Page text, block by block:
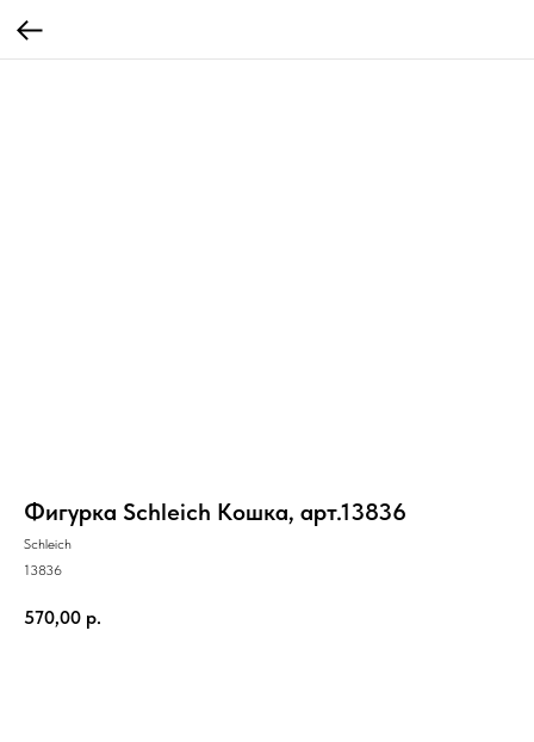
Фигурка Schleich Кошка, арт.13836
Schleich
13836
570,00 р.